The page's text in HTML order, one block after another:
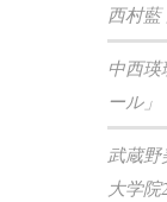
西村藍
中西
ール」
武蔵
大学院